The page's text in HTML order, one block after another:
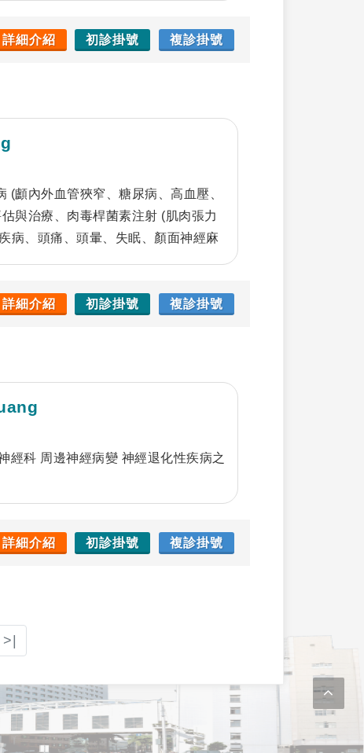
詳細介紹
初診掛號 複診掛號
(顱內外血管狹窄、糖尿病、高血壓、
與治療、肉毒桿菌素注射 (肌肉張力
病、頭痛、頭暈、失眠、顏面神經麻
詳細介紹 初診掛號 複診掛號
經科 周邊神經病變 神經退化性疾病之
詳細介紹 初診掛號 複診掛號
>|